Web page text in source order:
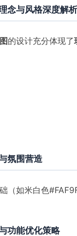
念与风格深度解析
的设计充分体现了
氛围营造
（如米白色
功能优化策略